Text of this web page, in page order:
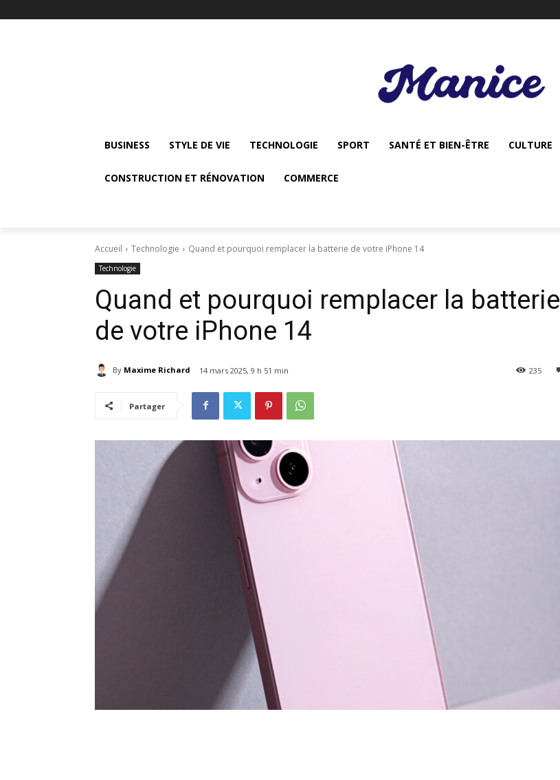
BUSINESS STYLE DE VIE TECHNOLOGIE SPORT SANTÉ ET BIEN-ÊTRE CULTURE
CONSTRUCTION ET RÉNOVATION COMMERCE
Accueil Technologie Quand et pourquoi remplacer la batterie de votre iPhone 14
Technologie
Quand et pourquoi remplacer la batterie
de votre iPhone 14
By Maxime Richard 14 mars 2025, 9 h 51 min 235
Partager